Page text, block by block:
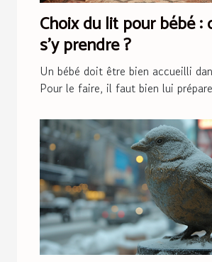
Choix du lit pour bébé :
s’y prendre ?
Un bébé doit être bien accueilli
Pour le faire, il faut bien lui